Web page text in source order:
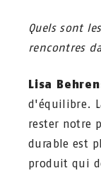
Quels sont
rencontres
Lisa
d'équilibre.
rester notre
durable est
produit qui